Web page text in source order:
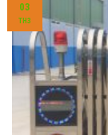
03
TH3